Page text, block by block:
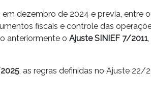
dezembro de 2024 e previa, entre
fiscais e controle das
anteriormente o Ajuste SINIEF 7/2011
, as regras definidas no Ajuste 22/